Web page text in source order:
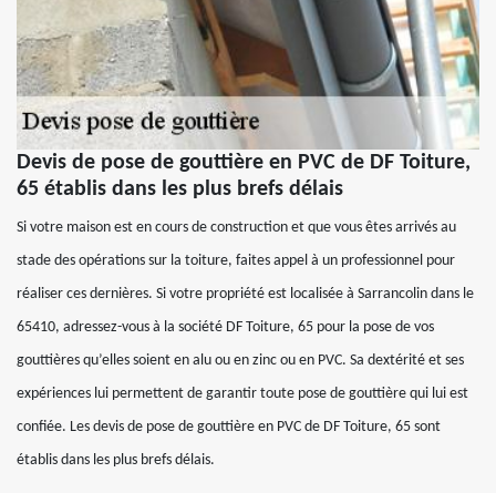
Devis de pose de gouttière en PVC de DF Toiture,
65 établis dans les plus brefs délais
Si votre maison est en cours de construction et que vous êtes arrivés au
stade des opérations sur la toiture, faites appel à un professionnel pour
réaliser ces dernières. Si votre propriété est localisée à Sarrancolin dans le
65410, adressez-vous à la société DF Toiture, 65 pour la pose de vos
gouttières qu’elles soient en alu ou en zinc ou en PVC. Sa dextérité et ses
expériences lui permettent de garantir toute pose de gouttière qui lui est
confiée. Les devis de pose de gouttière en PVC de DF Toiture, 65 sont
établis dans les plus brefs délais.